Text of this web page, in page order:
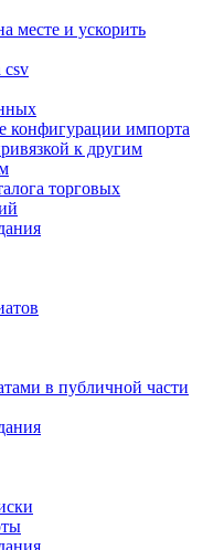
месте и ускорить
csv
конфигурации импорта
к другим
торговых
в публичной части